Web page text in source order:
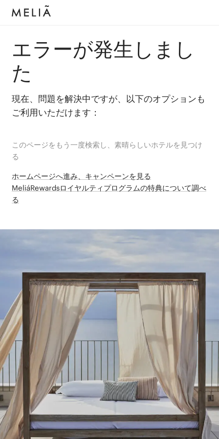
エラーが発生しまし
た
現在、問題を解決中ですが、以下のオプションも
ご利用いただけます：
このページをもう一度検索し、素晴らしいホテルを見つけ
る
ホームページへ進み、キャンペーンを見る
MeliáRewardsロイヤルティプログラムの特典について調べ
る